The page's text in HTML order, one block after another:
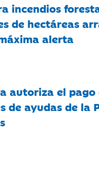
incendios
de hectáreas
alerta
autoriza el pago
de ayudas de la